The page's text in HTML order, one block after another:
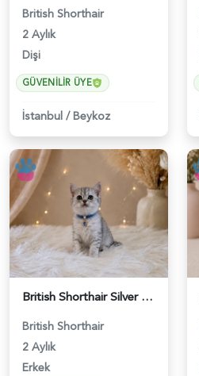
British Shorthair
2 Aylık
Dişi
GÜVENILIR ÜYE
İstanbul /Beykoz
British Shorthair Silver Tabby Yavrumuz - 4639
British Shorthair
2 Aylık
Erkek